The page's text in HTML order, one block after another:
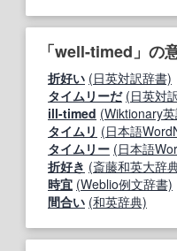
「well-timed」の
折好い (日英対訳辞書)
タイムリーだ (日英対
ill-timed (Wiktionary
タイムリ (日本語
タイムリー (日本語
折好き (斎藤和英大辞
時宜 (Weblio例文辞書)
間合い (和英辞典)